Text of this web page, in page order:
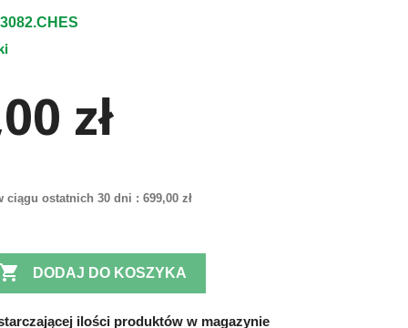
zł
ciągu ostatnich 30 dni : 699,00 zł
 DODAJ DO KOSZYKA
ilości produktów w magazynie